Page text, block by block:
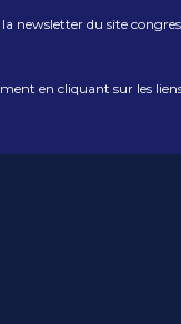
newsletter du site
en cliquant sur les